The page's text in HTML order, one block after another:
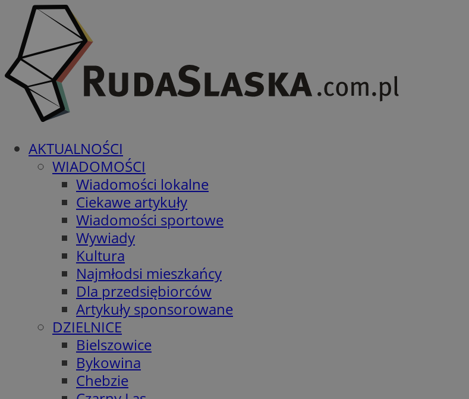
AKTUALNOŚCI
WIADOMOŚCI
Wiadomości lokalne
Ciekawe artykuły
Wiadomości sportowe
Wywiady
Kultura
Najmłodsi mieszkańcy
Dla przedsiębiorców
Artykuły sponsorowane
DZIELNICE
Bielszowice
Bykowina
Chebzie